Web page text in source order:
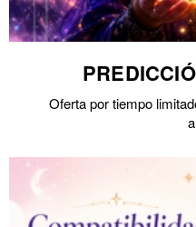
Oferta por tiempo